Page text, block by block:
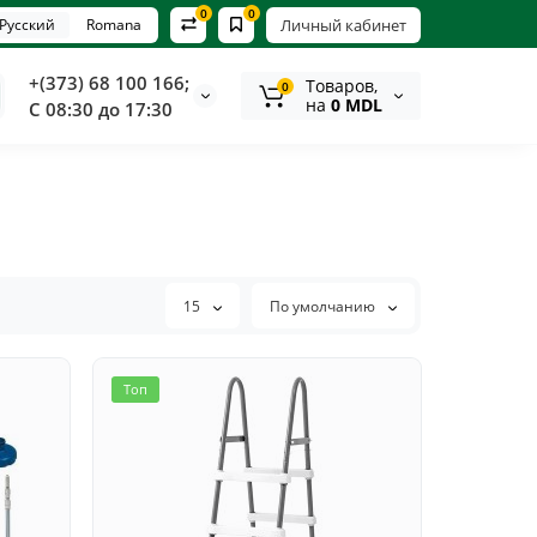
Личный кабинет
0
0
Русский Romana
+(373) 68 100 166;
С 08:30 до 17:30
0
Tоваров,
на 0 MDL
15 По умолчанию
Топ